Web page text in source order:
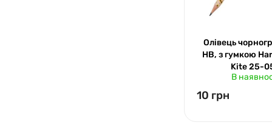
Олівець
НВ, з гумкою
Kite 25-
В
10 грн